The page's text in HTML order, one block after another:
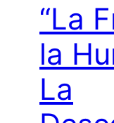
“La
la
La